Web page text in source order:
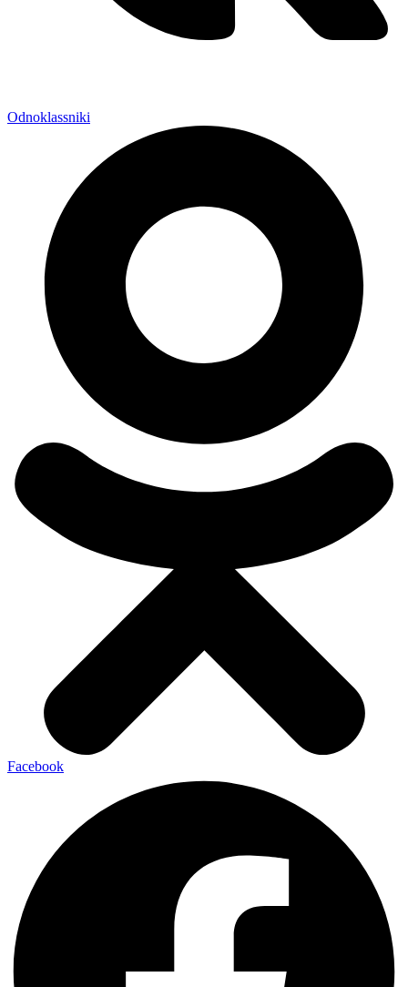
Odnoklassniki
Facebook